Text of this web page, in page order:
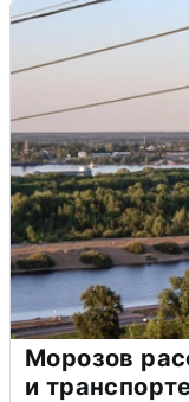
Морозов
и